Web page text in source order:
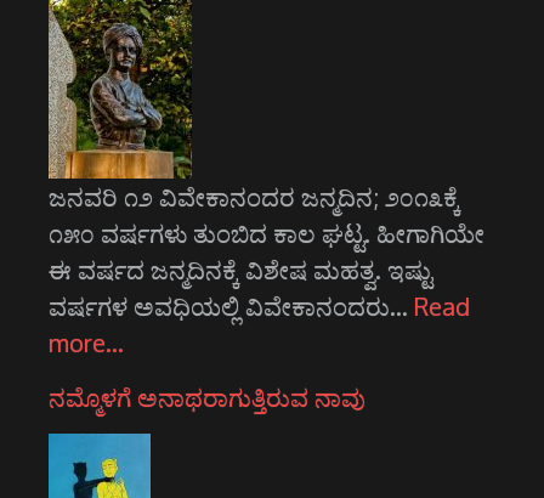
ಜನವರಿ ೧೨ ವಿವೇಕಾನಂದರ ಜನ್ಮದಿನ; ೨೦೧೩ಕ್ಕೆ
೧೫೦ ವರ್ಷಗಳು ತುಂಬಿದ ಕಾಲ ಘಟ್ಟ. ಹೀಗಾಗಿಯೇ
ಈ ವರ್ಷದ ಜನ್ಮದಿನಕ್ಕೆ ವಿಶೇಷ ಮಹತ್ವ. ಇಷ್ಟು
ವರ್ಷಗಳ ಅವಧಿಯಲ್ಲಿ ವಿವೇಕಾನಂದರು… Read
more…
ನಮ್ಮೊಳಗೆ ಅನಾಥರಾಗುತ್ತಿರುವ ನಾವು